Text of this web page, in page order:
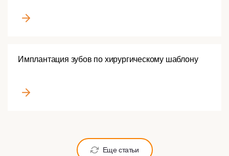
Имплантация зубов по хирургическому шаблону
Еще статьи